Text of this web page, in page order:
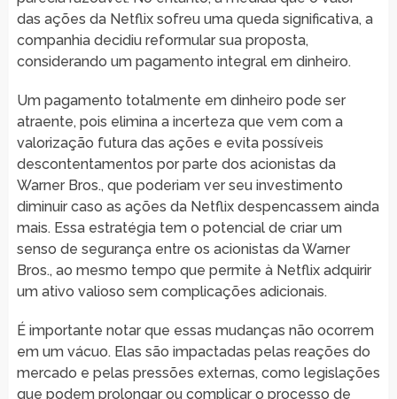
das ações da Netflix sofreu uma queda significativa, a
companhia decidiu reformular sua proposta,
considerando um pagamento integral em dinheiro.
Um pagamento totalmente em dinheiro pode ser
atraente, pois elimina a incerteza que vem com a
valorização futura das ações e evita possíveis
descontentamentos por parte dos acionistas da
Warner Bros., que poderiam ver seu investimento
diminuir caso as ações da Netflix despencassem ainda
mais. Essa estratégia tem o potencial de criar um
senso de segurança entre os acionistas da Warner
Bros., ao mesmo tempo que permite à Netflix adquirir
um ativo valioso sem complicações adicionais.
É importante notar que essas mudanças não ocorrem
em um vácuo. Elas são impactadas pelas reações do
mercado e pelas pressões externas, como legislações
que podem prolongar ou complicar o processo de